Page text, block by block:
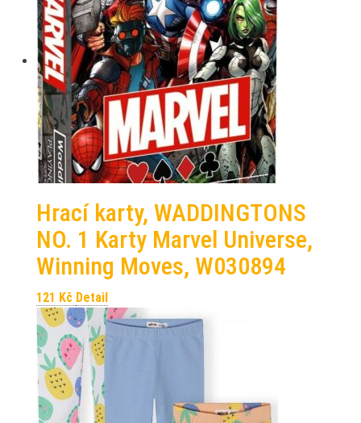
Hrací karty, WADDINGTONS
NO. 1 Karty Marvel Universe,
Winning Moves, W030894
121 Kč Detail